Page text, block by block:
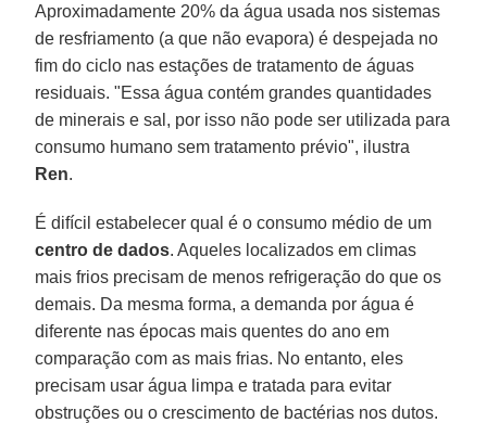
Aproximadamente 20% da água usada nos sistemas
de resfriamento (a que não evapora) é despejada no
fim do ciclo nas estações de tratamento de águas
residuais. "Essa água contém grandes quantidades
de minerais e sal, por isso não pode ser utilizada para
consumo humano sem tratamento prévio", ilustra
Ren.
É difícil estabelecer qual é o consumo médio de um
centro de dados. Aqueles localizados em climas
mais frios precisam de menos refrigeração do que os
demais. Da mesma forma, a demanda por água é
diferente nas épocas mais quentes do ano em
comparação com as mais frias. No entanto, eles
precisam usar água limpa e tratada para evitar
obstruções ou o crescimento de bactérias nos dutos.